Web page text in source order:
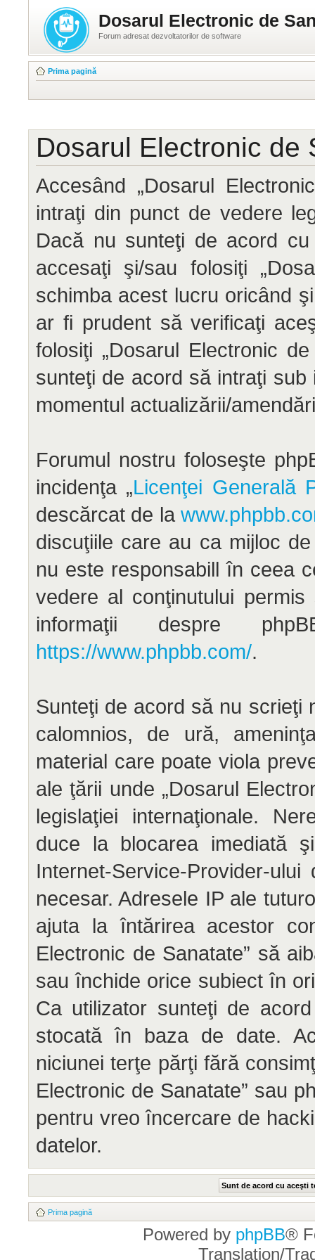
Dosarul Electronic de
Forum adresat dezvoltatorilor de software
Prima pagină
Dosarul Electronic de
Accesând „Dosarul
intraţi din punct de vedere
Dacă nu sunteţi de acord
accesaţi şi/sau folosiţi
schimba acest lucru oricând
ar fi prudent să verificaţi
folosiţi „Dosarul Electronic
sunteţi de acord să intraţi
momentul actualizării/
Forumul nostru foloseşte
incidenţa „Licenţei Generală
descărcat de la
discuţiile care au ca mijloc
nu este responsabill în ceea
vedere al conţinutului
informaţii despre
https://www.phpbb.com/.
Sunteţi de acord să nu scrieţi
calomnios, de ură,
material care poate viola
ale ţării unde „Dosarul
legislaţiei internaţionale.
duce la blocarea imediată
Internet-Service-Provider-
necesar. Adresele IP ale
ajuta la întărirea acestor
Electronic de Sanatate” să
sau închide orice subiect în
Ca utilizator sunteţi de
stocată în baza de date.
niciunei terţe părţi fără
Electronic de Sanatate” sau
pentru vreo încercare de
datelor.
Prima pagină
Powered by phpBB®
Translation/